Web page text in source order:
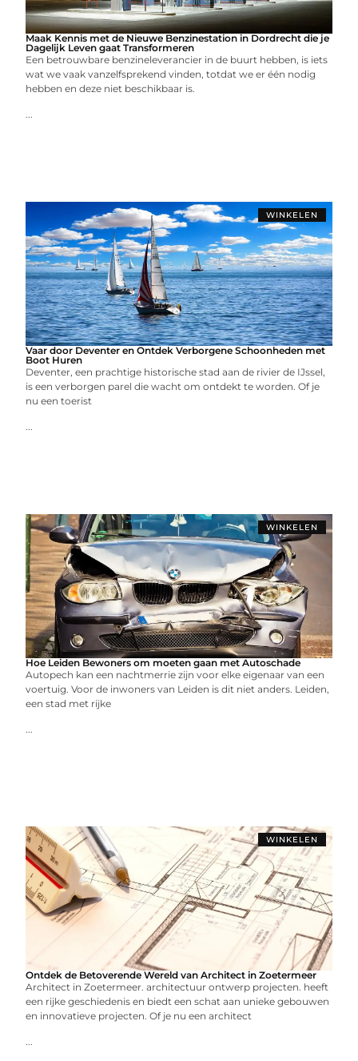
Maak Kennis met de Nieuwe Benzinestation in Dordrecht die je
Dagelijk Leven gaat Transformeren
Een betrouwbare benzineleverancier in de buurt hebben, is iets
wat we vaak vanzelfsprekend vinden, totdat we er één nodig
hebben en deze niet beschikbaar is.
...
WINKELEN
Vaar door Deventer en Ontdek Verborgene Schoonheden met
Boot Huren
Deventer, een prachtige historische stad aan de rivier de IJssel,
is een verborgen parel die wacht om ontdekt te worden. Of je
nu een toerist
...
WINKELEN
Hoe Leiden Bewoners om moeten gaan met Autoschade
Autopech kan een nachtmerrie zijn voor elke eigenaar van een
voertuig. Voor de inwoners van Leiden is dit niet anders. Leiden,
een stad met rijke
...
WINKELEN
Ontdek de Betoverende Wereld van Architect in Zoetermeer
Architect in Zoetermeer. architectuur ontwerp projecten. heeft
een rijke geschiedenis en biedt een schat aan unieke gebouwen
en innovatieve projecten. Of je nu een architect
...